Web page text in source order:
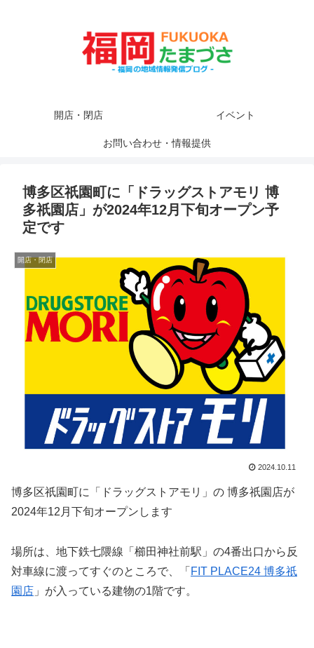
開店・閉店 イベント
お問い合わせ・情報提供
博多区祇園町に「ドラッグストアモリ 博
多祇園店」が2024年12月下旬オープン予
定です
開店・閉店
2024.10.11
博多区祇園町に「ドラッグストアモリ」の 博多祇園店が
2024年12月下旬オープンします
場所は、地下鉄七隈線「櫛田神社前駅」の4番出口から反
対車線に渡ってすぐのところで、「 FIT PLACE24 博多祇
園店 」が入っている建物の1階です。